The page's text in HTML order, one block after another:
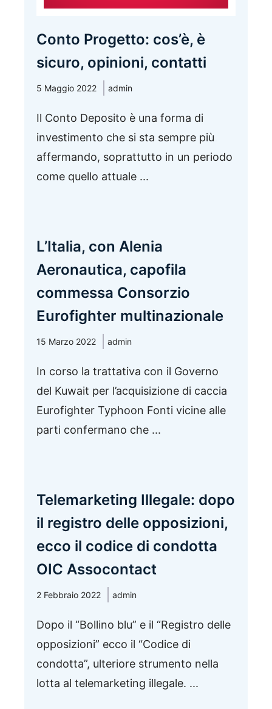
Conto Progetto: cos’è, è
sicuro, opinioni, contatti
5 Maggio 2022 admin
Il Conto Deposito è una forma di
investimento che si sta sempre più
affermando, soprattutto in un periodo
come quello attuale ...
L’Italia, con Alenia
Aeronautica, capofila
commessa Consorzio
Eurofighter multinazionale
15 Marzo 2022 admin
In corso la trattativa con il Governo
del Kuwait per l’acquisizione di caccia
Eurofighter Typhoon Fonti vicine alle
parti confermano che ...
Telemarketing Illegale: dopo
il registro delle opposizioni,
ecco il codice di condotta
OIC Assocontact
2 Febbraio 2022 admin
Dopo il “Bollino blu” e il “Registro delle
opposizioni” ecco il “Codice di
condotta”, ulteriore strumento nella
lotta al telemarketing illegale. ...